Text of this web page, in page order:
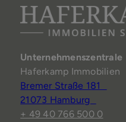
Unternehmenszentrale
Haferkamp Immobilien
Bremer Straße 181
21073 Hamburg
+ 49 40 766 500 0